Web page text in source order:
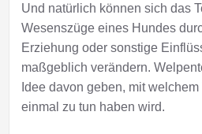
Und natürlich können sich das
Wesenszüge eines Hundes
Erziehung oder sonstige
maßgeblich verändern.
Idee davon geben, mit
einmal zu tun haben wird.